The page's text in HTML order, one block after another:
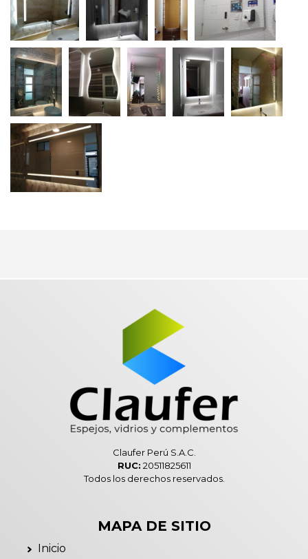
Claufer Perú S.A.C.
RUC: 20511825611
Todos los derechos reservados.
MAPA DE SITIO
Inicio